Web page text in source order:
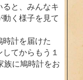
と、みんなキ
く様子を見て
計を届けた
てからもう１
族に鳩時計をお